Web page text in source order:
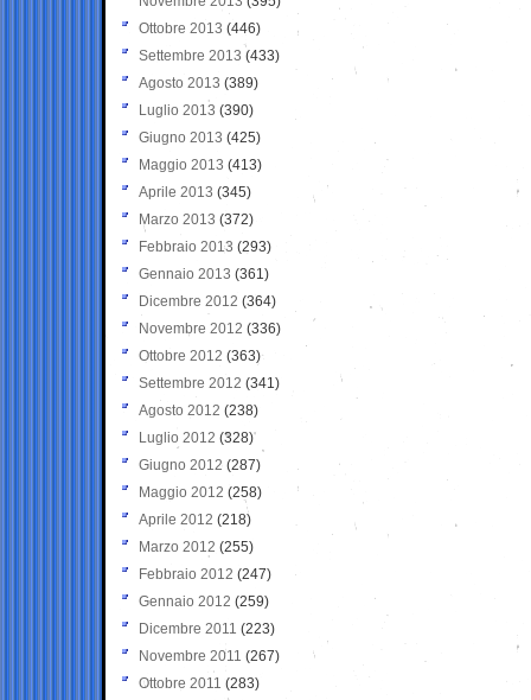
Ottobre 2013 (446)
Settembre 2013 (433)
Agosto 2013 (389)
Luglio 2013 (390)
Giugno 2013 (425)
Maggio 2013 (413)
Aprile 2013 (345)
Marzo 2013 (372)
Febbraio 2013 (293)
Gennaio 2013 (361)
Dicembre 2012 (364)
Novembre 2012 (336)
Ottobre 2012 (363)
Settembre 2012 (341)
Agosto 2012 (238)
Luglio 2012 (328)
Giugno 2012 (287)
Maggio 2012 (258)
Aprile 2012 (218)
Marzo 2012 (255)
Febbraio 2012 (247)
Gennaio 2012 (259)
Dicembre 2011 (223)
Novembre 2011 (267)
Ottobre 2011 (283)